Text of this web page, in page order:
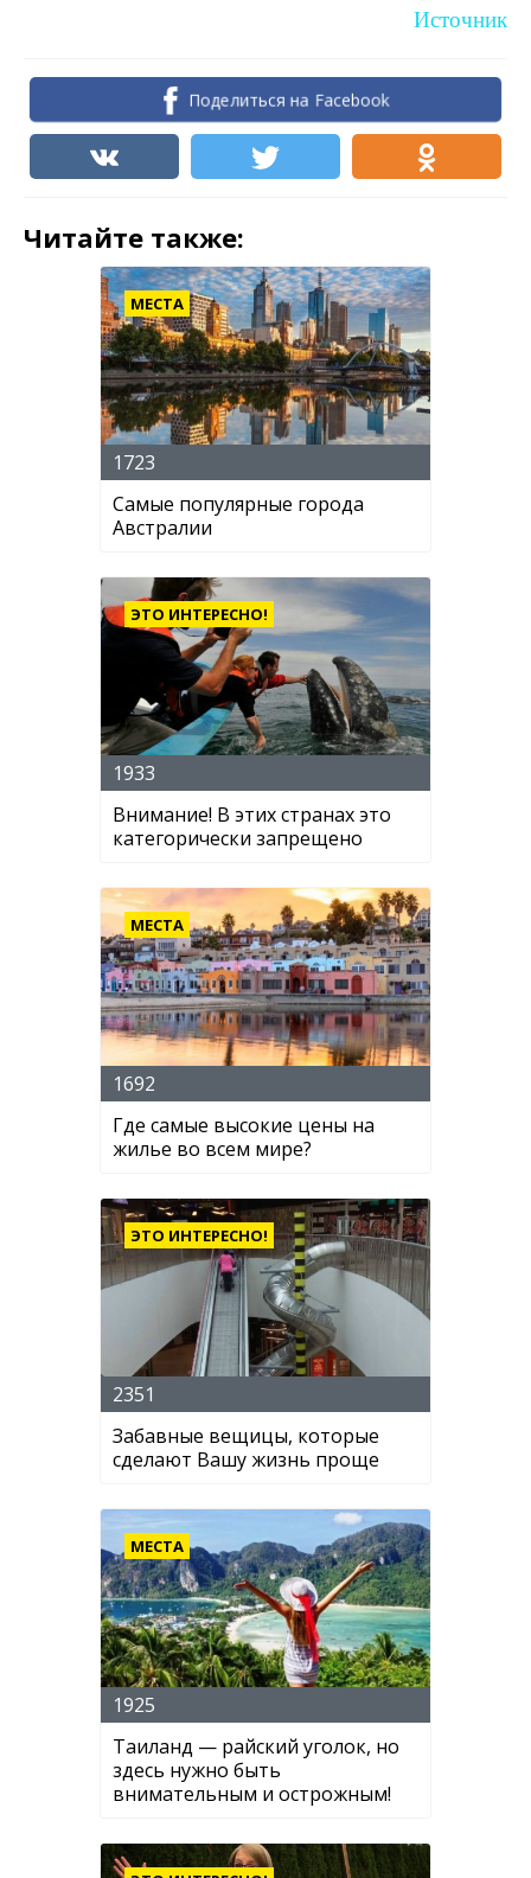
Источник
Поделиться на Facebook
Читайте также:
МЕСТА
1723
Самые популярные города
Австралии
ЭТО ИНТЕРЕСНО!
1933
Внимание! В этих странах это
категорически запрещено
МЕСТА
1692
Где самые высокие цены на
жилье во всем мире?
ЭТО ИНТЕРЕСНО!
2351
Забавные вещицы, которые
сделают Вашу жизнь проще
МЕСТА
1925
Таиланд — райский уголок, но
здесь нужно быть
внимательным и острожным!